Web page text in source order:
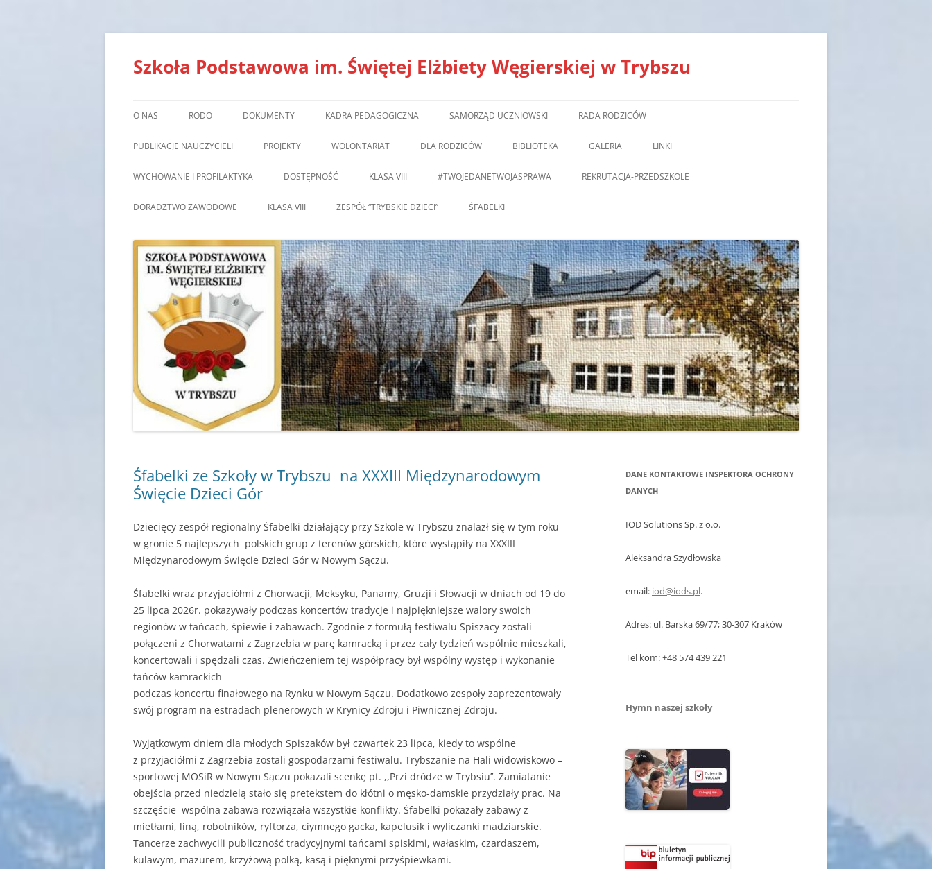
Szkoła Podstawowa im. Świętej Elżbiety Węgierskiej w Trybszu
do
treści
O NAS RODO DOKUMENTY KADRA PEDAGOGICZNA SAMORZĄD UCZNIOWSKI RADA RODZICÓW
PUBLIKACJE NAUCZYCIELI PROJEKTY WOLONTARIAT DLA RODZICÓW BIBLIOTEKA GALERIA LINKI
WYCHOWANIE I PROFILAKTYKA DOSTĘPNOŚĆ KLASA VIII #TWOJEDANETWOJASPRAWA REKRUTACJA-PRZEDSZKOLE
DORADZTWO ZAWODOWE KLASA VIII ZESPÓŁ “TRYBSKIE DZIECI” ŚFABELKI
Śfabelki ze Szkoły w Trybszu na XXXIII Międzynarodowym
Święcie Dzieci Gór
Dziecięcy zespół regionalny Śfabelki działający przy Szkole w Trybszu znalazł się w tym roku
w gronie 5 najlepszych polskich grup z terenów górskich, które wystąpiły na XXXIII
Międzynarodowym Święcie Dzieci Gór w Nowym Sączu.
Śfabelki wraz przyjaciółmi z Chorwacji, Meksyku, Panamy, Gruzji i Słowacji w dniach od 19 do
25 lipca 2026r. pokazywały podczas koncertów tradycje i najpiękniejsze walory swoich
regionów w tańcach, śpiewie i zabawach. Zgodnie z formułą festiwalu Spiszacy zostali
połączeni z Chorwatami z Zagrzebia w parę kamracką i przez cały tydzień wspólnie mieszkali,
koncertowali i spędzali czas. Zwieńczeniem tej współpracy był wspólny występ i wykonanie
tańców kamrackich
podczas koncertu finałowego na Rynku w Nowym Sączu. Dodatkowo zespoły zaprezentowały
swój program na estradach plenerowych w Krynicy Zdroju i Piwnicznej Zdroju.
Wyjątkowym dniem dla młodych Spiszaków był czwartek 23 lipca, kiedy to wspólne
z przyjaciółmi z Zagrzebia zostali gospodarzami festiwalu. Trybszanie na Hali widowiskowo –
sportowej MOSiR w Nowym Sączu pokazali scenkę pt. ,,Przi dródze w Trybsiu’’. Zamiatanie
obejścia przed niedzielą stało się pretekstem do kłótni o męsko-damskie przydziały prac. Na
szczęście wspólna zabawa rozwiązała wszystkie konflikty. Śfabelki pokazały zabawy z
mietłami, liną, robotników, ryftorza, ciymnego gacka, kapelusik i wyliczanki madziarskie.
Tancerze zachwycili publiczność tradycyjnymi tańcami spiskimi, wałaskim, czardaszem,
kulawym, mazurem, krzyżową polką, kasą i pięknymi przyśpiewkami.
DANE KONTAKTOWE INSPEKTORA OCHRONY
DANYCH
IOD Solutions Sp. z o.o.
Aleksandra Szydłowska
email: iod@iods.pl.
Adres: ul. Barska 69/77; 30-307 Kraków
Tel kom: +48 574 439 221
Hymn naszej szkoły